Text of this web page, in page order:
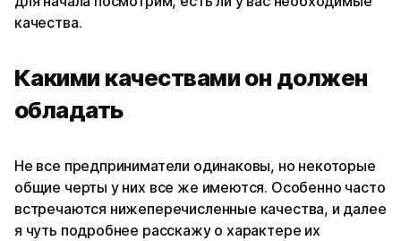
качества.
Какими качествами он должен
обладать
Не все предприниматели одинаковы, но некоторые
общие черты у них все же имеются. Особенно часто
встречаются нижеперечисленные качества, и далее
я чуть подробнее расскажу о характере их